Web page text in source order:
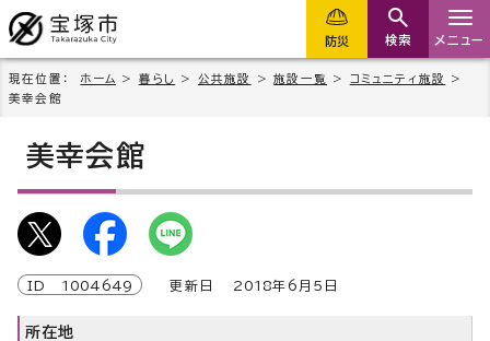
防災 検索 メニュー
現在位置： ホーム > 暮らし > 公共施設 >施設一覧 > コミュニティ施設
>
美幸会館
美幸会館
ID 1004649 更新日 2018年6月5日
所在地